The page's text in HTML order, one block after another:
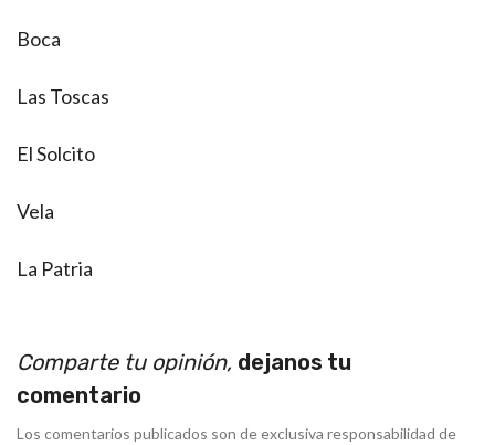
Boca
Las Toscas
El Solcito
Vela
La Patria
Comparte tu opinión, dejanos tu
comentario
Los comentarios publicados son de exclusiva responsabilidad de